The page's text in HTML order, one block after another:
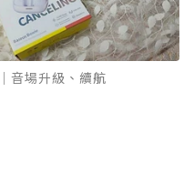
音場升級、續航